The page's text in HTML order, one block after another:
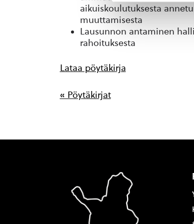
aikuiskoulutuksesta
muuttamisesta
Lausunnon antaminen
rahoituksesta
Lataa pöytäkirja
« Pöytäkirjat